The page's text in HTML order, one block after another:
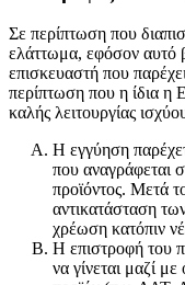
Σε περίπτωση που
ελάττωμα, εφόσον αυτό
επισκευαστή που
περίπτωση που η ίδια η
καλής λειτουργίας
Η εγγύηση
που αναγράφεται
προϊόντος. Μετά
αντικατάσταση
χρέωση κατόπιν
Η επιστροφή του
να γίνεται μαζί